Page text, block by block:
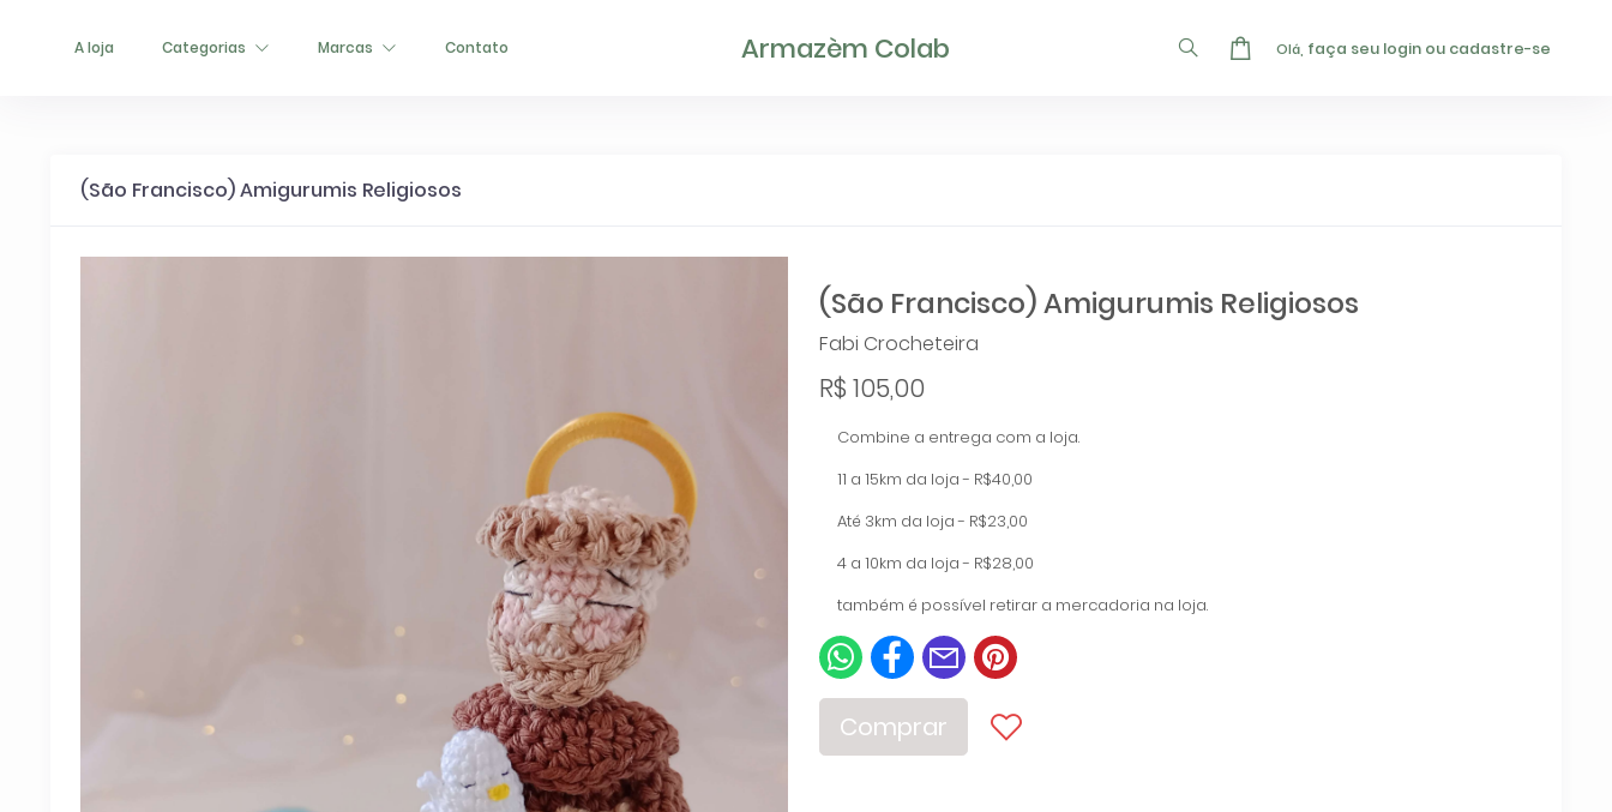
A loja Categorias Marcas Contato Armazèm Colab Olá, faça seu login ou cadastre-se
(São Francisco) Amigurumis Religiosos
(São Francisco) Amigurumis Religiosos
Fabi Crocheteira
R$ 105,00
Combine a entrega com a loja.
11 a 15km da loja - R$40,00
Até 3km da loja - R$23,00
4 a 10km da loja - R$28,00
também é possível retirar a mercadoria na loja.
Comprar